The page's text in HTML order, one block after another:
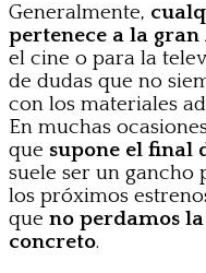
Generalmente,
pertenece a la gran
el cine o para la
de dudas que no
con los materiales
En muchas
que supone el final
suele ser un gancho
los próximos
que no perdamos la
concreto.